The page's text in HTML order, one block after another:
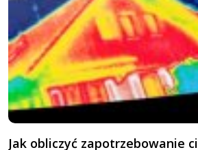
Jak obliczyć zapotrzebowanie